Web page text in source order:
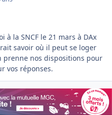
à la SNCF le 21 mars à DAx
savoir où il peut se loger
prenne nos dispositions pour
vos réponses.